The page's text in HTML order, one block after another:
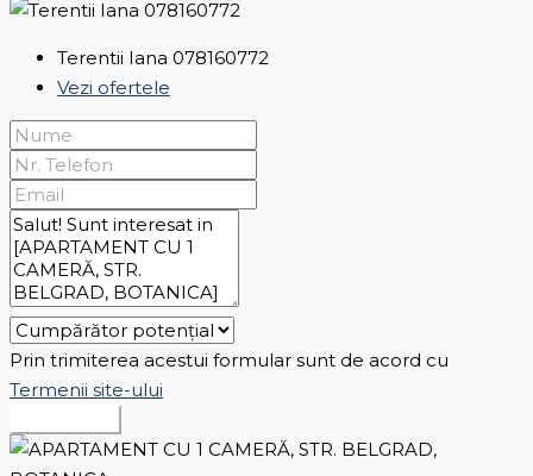
Terentii Iana 078160772
Vezi ofertele
Prin trimiterea acestui formular sunt de acord cu
Termenii site-ului